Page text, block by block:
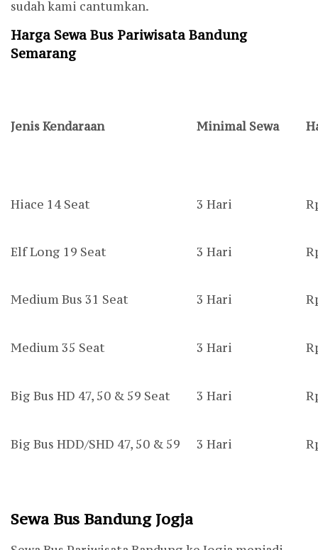
sudah kami cantumkan.
Harga Sewa Bus Pariwisata Bandung
Semarang
Jenis Kendaraan Minimal Sewa
Hiace 14 Seat 3 Hari
Elf Long 19 Seat 3 Hari
Medium Bus 31 Seat 3 Hari
Medium 35 Seat 3 Hari
Big Bus HD 47, 50 & 59 Seat 3 Hari
Big Bus HDD/SHD 47, 50 & 59 3 Hari
Sewa Bus Bandung Jogja